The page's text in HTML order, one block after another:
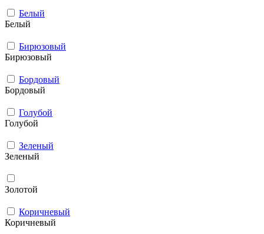
Белый
Белый
Бирюзовый
Бирюзовый
Бордовый
Бордовый
Голубой
Голубой
Зеленый
Зеленый
Золотой
Коричневый
Коричневый